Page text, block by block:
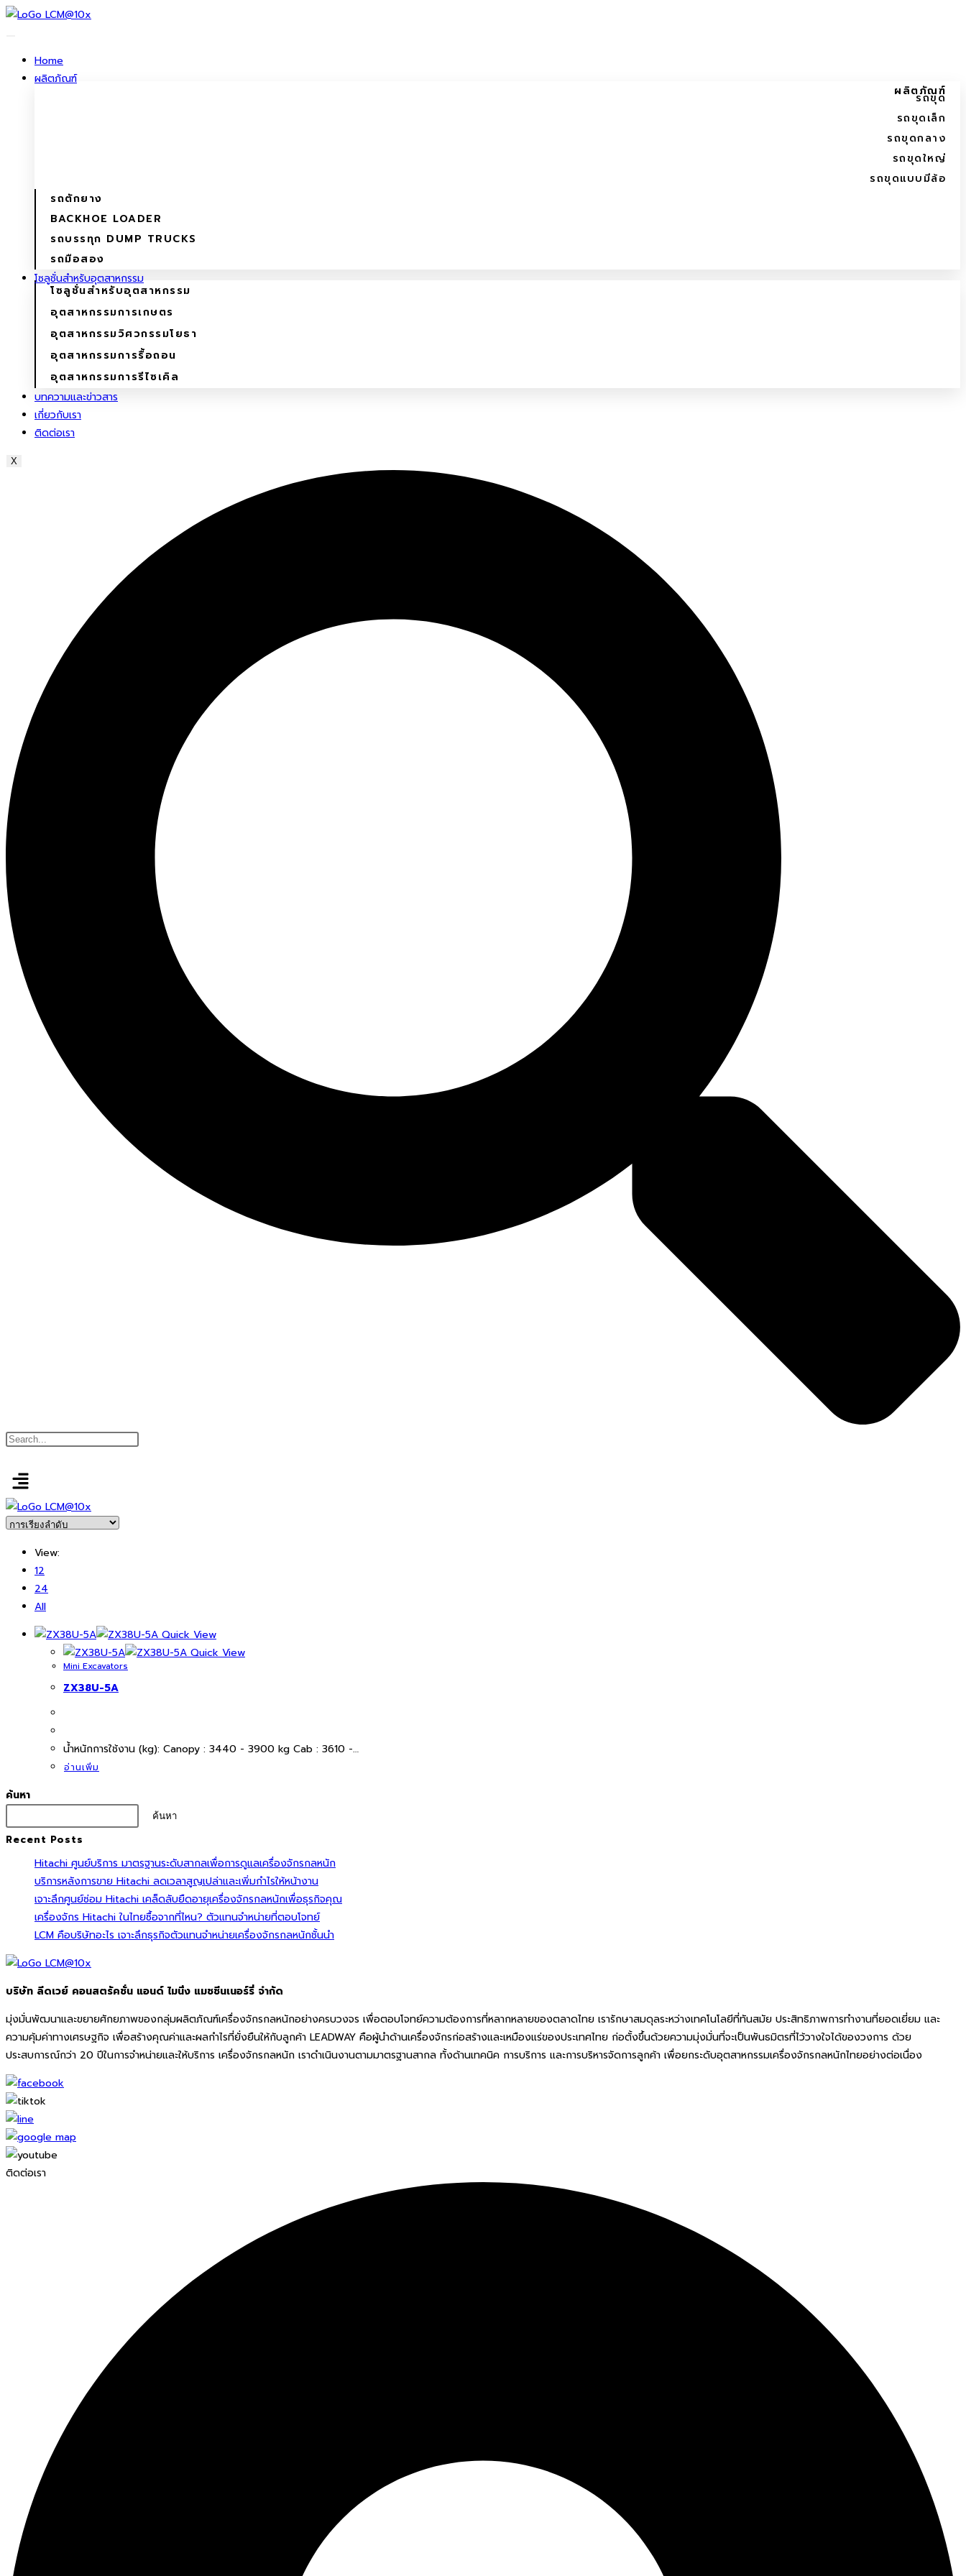
ข้าม
Home
ผลิตภัณฑ์
ผลิตภัณฑ์
รถขุด
รถขุดเล็ก
รถขุดกลาง
รถขุดใหญ่
รถขุดแบบมีล้อ
รถตักยาง
BACKHOE LOADER
รถบรรทุก DUMP TRUCKS
รถมือสอง
โซลูชั่นสําหรับอุตสาหกรรม
โซลูชั่นสําหรับอุตสาหกรรม
อุตสาหกรรมการเกษตร
อุตสาหกรรมวิศวกรรมโยธา
อุตสาหกรรมการรื้อถอน
อุตสาหกรรมการรีไซเคิล
บทความและข่าวสาร
เกี่ยวกับเรา
ติดต่อเรา
X
View:
12
24
All
Quick View
Quick View
Mini Excavators
ZX38U-5A
นํ้าหนักการใช้งาน (kg): Canopy : 3440 - 3900 kg Cab : 3610 -…
อ่านเพิ่ม
ค้นหา
ค้นหา
Recent Posts
Hitachi ศูนย์บริการ มาตรฐานระดับสากลเพื่อการดูแลเครื่องจักรกลหนัก
บริการหลังการขาย Hitachi ลดเวลาสูญเปล่าและเพิ่มกำไรให้หน้างาน
เจาะลึกศูนย์ซ่อม Hitachi เคล็ดลับยืดอายุเครื่องจักรกลหนักเพื่อธุรกิจคุณ
เครื่องจักร Hitachi ในไทยซื้อจากที่ไหน? ตัวแทนจำหน่ายที่ตอบโจทย์
LCM คือบริษัทอะไร เจาะลึกธุรกิจตัวแทนจำหน่ายเครื่องจักรกลหนักชั้นนำ
บริษัท ลีดเวย์ คอนสตรัคชั่น แอนด์ ไมนิ่ง แมชชีนเนอร์รี่ จำกัด
มุ่งมั่นพัฒนาและขยายศักยภาพของกลุ่มผลิตภัณฑ์เครื่องจักรกลหนักอย่างครบวงจร เพื่อตอบโจทย์ความต้องการที่หลากหลายของตลาดไทย เรารักษาสมดุลระหว่างเทคโนโลยีที่ทันสมัย ประสิทธิภาพการทำงานที่ยอดเยี่ยม และ
ความคุ้มค่าทางเศรษฐกิจ เพื่อสร้างคุณค่าและผลกำไรที่ยั่งยืนให้กับลูกค้า LEADWAY คือผู้นำด้านเครื่องจักรก่อสร้างและเหมืองแร่ของประเทศไทย ก่อตั้งขึ้นด้วยความมุ่งมั่นที่จะเป็นพันธมิตรที่ไว้วางใจได้ของวงการ ด้วย
ประสบการณ์กว่า 20 ปีในการจำหน่ายและให้บริการ เครื่องจักรกลหนัก เราดำเนินงานตามมาตรฐานสากล ทั้งด้านเทคนิค การบริการ และการบริหารจัดการลูกค้า เพื่อยกระดับอุตสาหกรรมเครื่องจักรกลหนักไทยอย่างต่อเนื่อง
ติดต่อเรา